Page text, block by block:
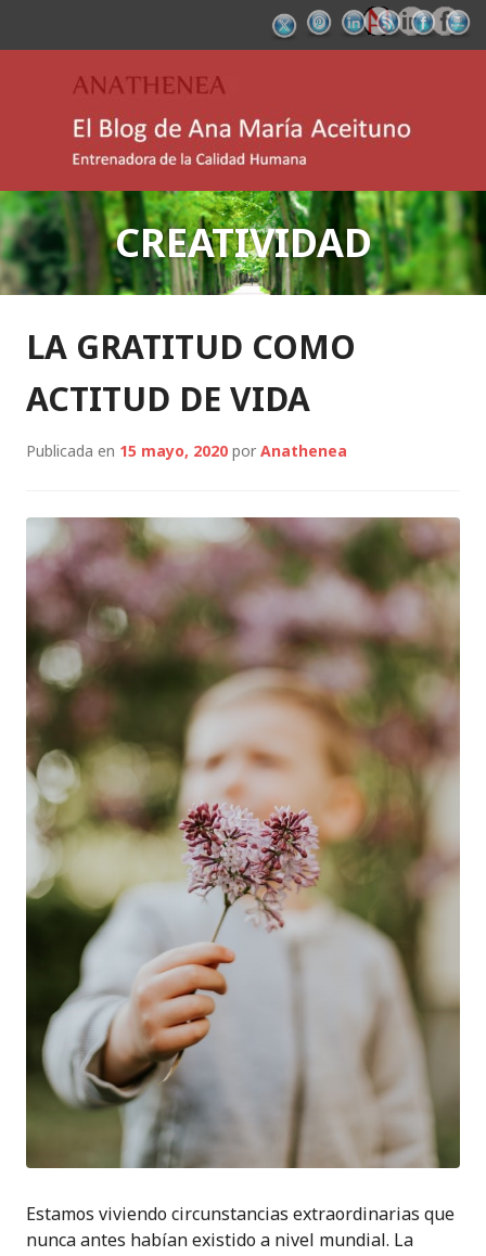
El Blog de Ana María
Aceituno: Entrenadora
de la Calidad Humana
CREATIVIDAD
LA GRATITUD COMO
ACTITUD DE VIDA
Publicada en 15 mayo, 2020 por Anathenea
Estamos viviendo circunstancias extraordinarias que
nunca antes habían existido a nivel mundial. La